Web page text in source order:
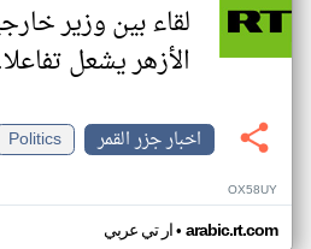
لقاء بين وزير
الأزهر يشعل
اخبار جزر القمر
Politics
OX58UY
ار تي عربي• arabic.rt.com